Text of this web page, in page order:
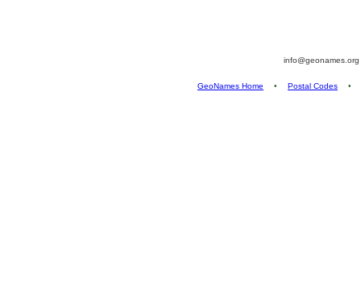
info@geonames.org
GeoNames Home • Postal Codes •